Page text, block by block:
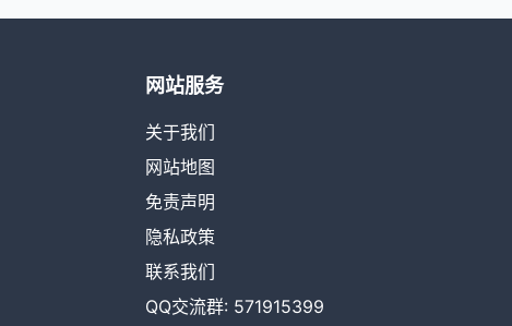
网站服务
关于我们
网站地图
免责声明
隐私政策
联系我们
QQ交流群: 571915399